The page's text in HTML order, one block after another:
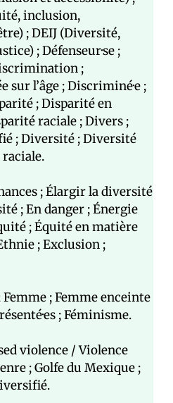
inclusion,
; DEIJ (Diversité,
; Défenseur·se ;
;
l’âge ; Discriminé·e ;
; Disparité en
raciale ; Divers ;
; Diversité ; Diversité
raciale.
; Élargir la diversité
; En danger ; Énergie
; Équité en matière
; Exclusion ;
; Femme enceinte
; Féminisme.
violence / Violence
; Golfe du Mexique ;